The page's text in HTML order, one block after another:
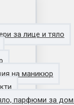
за лице и тяло
на маникюр
парфюми за